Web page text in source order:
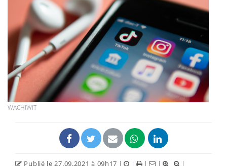
WACHIWIT
Publié le 27.09.2021 à 09h17 | | | |
|